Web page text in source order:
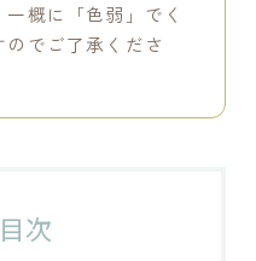
切り】を自作する[004]
り
概に「色弱」でく
でご了承くださ
次